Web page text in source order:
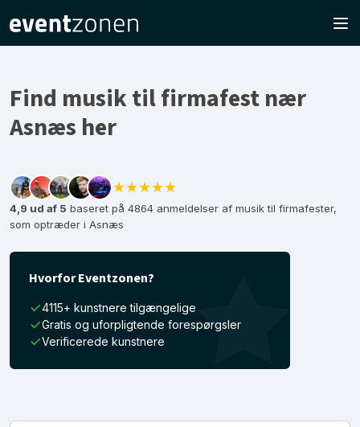
Find musik til firmafest nær
Asnæs her
★★★★★
4,9 ud af 5 baseret på 4864 anmeldelser af musik til firmafester,
som optræder i Asnæs
Hvorfor Eventzonen?
4115+ kunstnere tilgængelige
Gratis og uforpligtende forespørgsler
Verificerede kunstnere